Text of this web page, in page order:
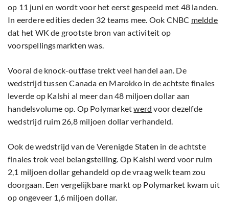
op 11 juni en wordt voor het eerst gespeeld met 48 landen.
In eerdere edities deden 32 teams mee. Ook CNBC meldde
dat het WK de grootste bron van activiteit op
voorspellingsmarkten was.
Vooral de knock-outfase trekt veel handel aan. De
wedstrijd tussen Canada en Marokko in de achtste finales
leverde op Kalshi al meer dan 48 miljoen dollar aan
handelsvolume op. Op Polymarketwerd voor dezelfde
wedstrijd ruim 26,8 miljoen dollar verhandeld.
Ook de wedstrijd van de Verenigde Staten in de achtste
finales trok veel belangstelling. Op Kalshi werd voor ruim
2,1 miljoen dollar gehandeld op de vraag welk team zou
doorgaan. Een vergelijkbare markt op Polymarket kwam uit
op ongeveer 1,6 miljoen dollar.